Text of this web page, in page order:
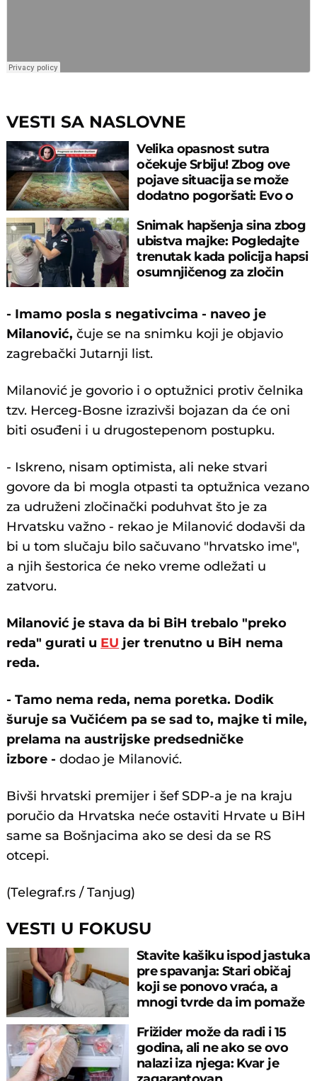
VESTI SA NASLOVNE
Velika opasnost sutra
očekuje Srbiju! Zbog ove
pojave situacija se može
dodatno pogoršati: Evo o
Snimak hapšenja sina zbog
ubistva majke: Pogledajte
trenutak kada policija hapsi
osumnjičenog za zločin
- Imamo posla s negativcima - naveo je
Milanović, čuje se na snimku koji je objavio
zagrebački Jutarnji list.
Milanović je govorio i o optužnici protiv čelnika
tzv. Herceg-Bosne izrazivši bojazan da će oni
biti osuđeni i u drugostepenom postupku.
- Iskreno, nisam optimista, ali neke stvari
govore da bi mogla otpasti ta optužnica vezano
za udruženi zločinački poduhvat što je za
Hrvatsku važno - rekao je Milanović dodavši da
bi u tom slučaju bilo sačuvano "hrvatsko ime",
a njih šestorica će neko vreme odležati u
zatvoru.
Milanović je stava da bi BiH trebalo "preko
reda" gurati u EU jer trenutno u BiH nema
reda.
- Tamo nema reda, nema poretka. Dodik
šuruje sa Vučićem pa se sad to, majke ti mile,
prelama na austrijske predsedničke
izbore - dodao je Milanović.
Bivši hrvatski premijer i šef SDP-a je na kraju
poručio da Hrvatska neće ostaviti Hrvate u BiH
same sa Bošnjacima ako se desi da se RS
otcepi.
(Telegraf.rs / Tanjug)
VESTI U FOKUSU
Stavite kašiku ispod jastuka
pre spavanja: Stari običaj
koji se ponovo vraća, a
mnogi tvrde da im pomaže
Frižider može da radi i 15
godina, ali ne ako se ovo
nalazi iza njega: Kvar je